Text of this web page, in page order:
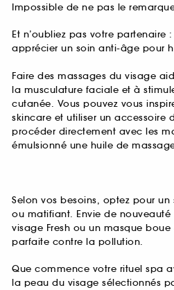
Impossible de ne pas le
Et n’oubliez pas votre partenaire
apprécier un soin anti-âge pour
Faire des massages du visage
la musculature faciale et à
cutanée. Vous pouvez vous
skincare et utiliser un accessoire
procéder directement avec les
émulsionné une huile de
Selon vos besoins, optez pour
ou matifiant. Envie de nouveauté
visage Fresh ou un masque
parfaite contre la pollution.
Que commence votre rituel spa
la peau du visage sélectionnés